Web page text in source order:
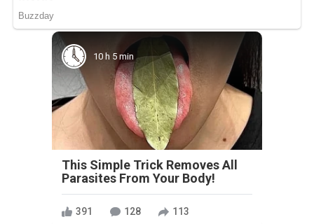
10 h 5 min
This Simple Trick Removes All
Parasites From Your Body!
391 128 113